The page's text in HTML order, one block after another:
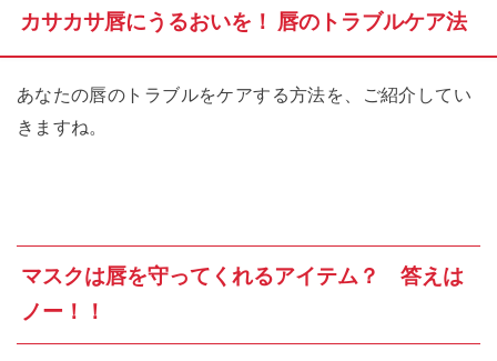
カサカサ唇にうるおいを！ 唇のトラブルケア法
あなたの唇のトラブルをケアする方法を、ご紹介してい
きますね。
マスクは唇を守ってくれるアイテム？ 答えは
ノー！！